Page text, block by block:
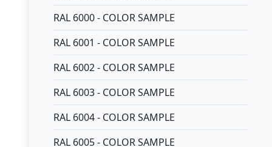
RAL 6000 - COLOR SAMPLE
RAL 6001 - COLOR SAMPLE
RAL 6002 - COLOR SAMPLE
RAL 6003 - COLOR SAMPLE
RAL 6004 - COLOR SAMPLE
RAL 6005 - COLOR SAMPLE